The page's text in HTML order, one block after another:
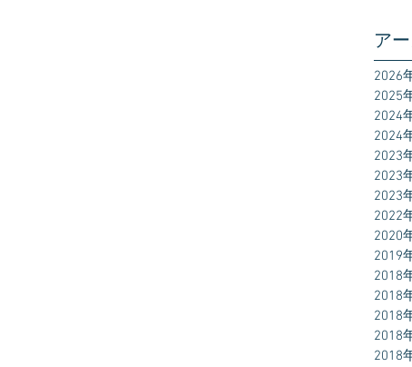
ア
2026
2025
2024
2024
2023
2023
2023
2022
2020
2019
2018
2018
2018
2018
2018